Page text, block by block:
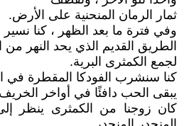
ثمار الرمان المنحنية على الأرض.
وفي فترة ما بعد الظهر ، كنا
الطريق القديم الذي يحد النهر من
لجمع الكمثرى البرية.
كنا سنشرب الفودكا المقطرة في
يبقى الحب دافئًا في أواخر
كان زوجنا من الكمثرى ينظر